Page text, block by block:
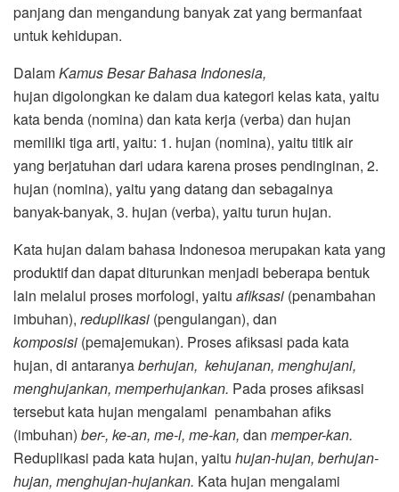
panjang dan mengandung banyak zat yang bermanfaat
untuk kehidupan.
DalamKamus Besar Bahasa Indonesia,
hujan digolongkan ke dalam dua kategori kelas kata, yaitu
kata benda (nomina) dan kata kerja (verba) dan hujan
memiliki tiga arti, yaitu: 1. hujan (nomina), yaitu titik air
yang berjatuhan dari udara karena proses pendinginan, 2.
hujan (nomina), yaitu yang datang dan sebagainya
banyak-banyak, 3. hujan (verba), yaitu turun hujan.
Kata hujan dalam bahasa Indonesoa merupakan kata yang
produktif dan dapat diturunkan menjadi beberapa bentuk
lain melalui proses morfologi, yaitu afiksasi (penambahan
imbuhan), reduplikasi (pengulangan), dan
komposisi (pemajemukan). Proses afiksasi pada kata
hujan, di antaranyaberhujan, kehujanan, menghujani,
menghujankan, memperhujankan. Pada proses afiksasi
tersebut kata hujan mengalami penambahan afiks
(imbuhan) ber-, ke-an, me-i, me-kan, dan memper-kan.
Reduplikasi pada kata hujan, yaitu hujan-hujan, berhujan-
hujan, menghujan-hujankan. Kata hujan mengalami